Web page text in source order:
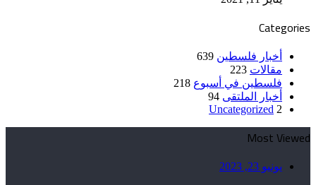
Categories
أخبار فلسطين 639
مقالات 223
فلسطين في أسبوع 218
أخبار الملتقى 94
Uncategorized 2
Most Viewed
يونيو 23, 2023